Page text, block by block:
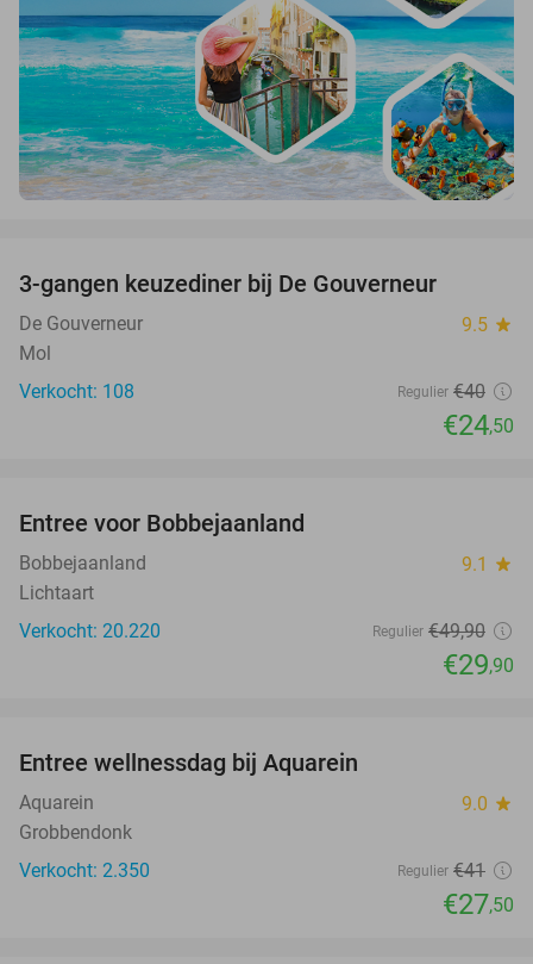
3-gangen keuzediner bij De Gouverneur
De Gouverneur 9.5 star
Mol
Verkocht: 108
Regulier €40
€24,50
Entree voor Bobbejaanland
Bobbejaanland 9.1 star
Lichtaart
Verkocht: 20.220
Regulier €49,90
€29,90
Entree wellnessdag bij Aquarein
Aquarein 9.0 star
Grobbendonk
Verkocht: 2.350
Regulier €41
€27,50